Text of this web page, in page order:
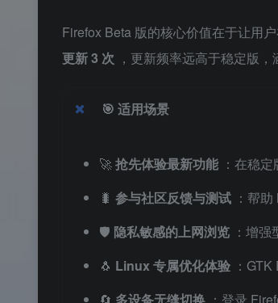
Firefox Beta 版的核心价值在于让用
更新 3 次 ，更新频率远高于稳定版
🎯 适用场景
🚀抢先体验最新功能 ：在稳
🐛 参与社区反馈与测试 ：帮
🛡️ 隐私敏感的上网浏览 ：增
🐧 Linux 专属优化体验 ：
🔄 多设备无缝切换 ：登录